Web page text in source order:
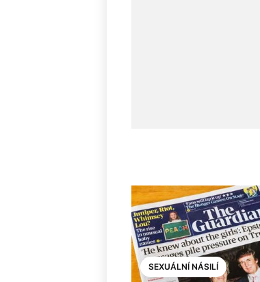
SEXUÁLNÍ NÁSILÍ